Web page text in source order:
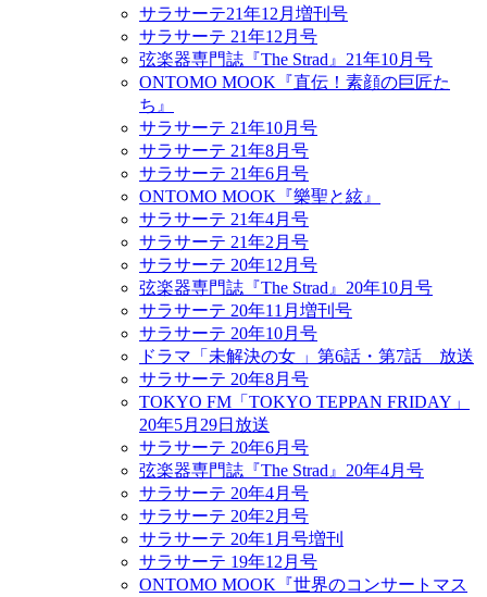
サラサーテ21年12月増刊号
サラサーテ 21年12月号
弦楽器専門誌『The Strad』21年10月号
ONTOMO MOOK『直伝！素顔の巨匠た
ち』
サラサーテ 21年10月号
サラサーテ 21年8月号
サラサーテ 21年6月号
ONTOMO MOOK『樂聖と絃』
サラサーテ 21年4月号
サラサーテ 21年2月号
サラサーテ 20年12月号
弦楽器専門誌『The Strad』20年10月号
サラサーテ 20年11月増刊号
サラサーテ 20年10月号
ドラマ「未解決の女 」第6話・第7話 放送
サラサーテ 20年8月号
TOKYO FM「TOKYO TEPPAN FRIDAY」
20年5月29日放送
サラサーテ 20年6月号
弦楽器専門誌『The Strad』20年4月号
サラサーテ 20年4月号
サラサーテ 20年2月号
サラサーテ 20年1月号増刊
サラサーテ 19年12月号
ONTOMO MOOK『世界のコンサートマス